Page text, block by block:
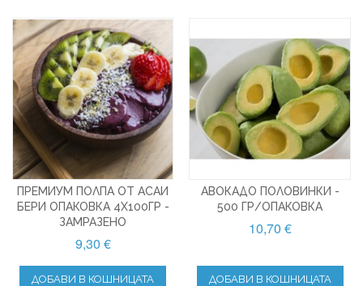
ПРЕМИУМ ПОЛПА ОТ АСАИ
БЕРИ ОПАКОВКА 4X100ГР -
ЗАМРАЗЕНО
9,30 €
ДОБАВИ В КОШНИЦАТА
АВОКАДО ПОЛОВИНКИ -
500 ГР/ОПАКОВКА
10,70 €
ДОБАВИ В КОШНИЦАТА